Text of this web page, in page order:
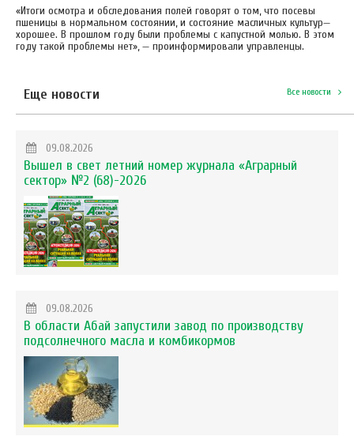
«Итоги осмотра и обследования полей говорят о том, что посевы
пшеницы в нормальном состоянии, и состояние масличных культур—
хорошее. В прошлом году были проблемы с капустной молью. В этом
году такой проблемы нет», — проинформировали управленцы.
Еще новости Все новости
09.08.2026
Вышел в свет летний номер журнала «Аграрный
сектор» №2 (68)-2026
09.08.2026
В области Абай запустили завод по производству
подсолнечного масла и комбикормов